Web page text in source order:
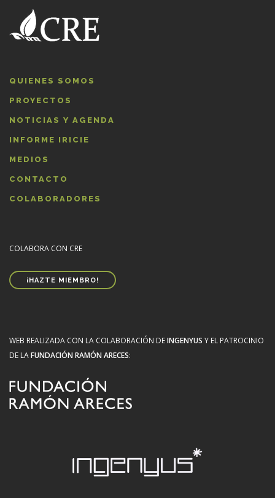
QUIENES SOMOS
PROYECTOS
NOTICIAS Y AGENDA
INFORME IRICIE
MEDIOS
CONTACTO
COLABORADORES
COLABORA CON CRE
¡HAZTE MIEMBRO!
WEB REALIZADA CON LA COLABORACIÓN DEINGENYUS Y EL PATROCINIO
DE LAFUNDACIÓN RAMÓN ARECES: